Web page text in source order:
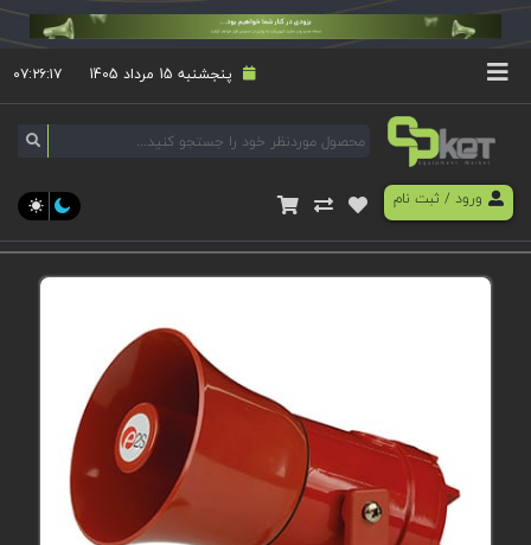
پنجشنبه 15 مرداد 1405 ۰۷:۲۶:۱۸
ورود/ ثبت نام